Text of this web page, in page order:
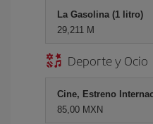
La Gasolina (1 litro)
29,211 M
Deporte y Ocio
Cine, Estreno
85,00 MXN